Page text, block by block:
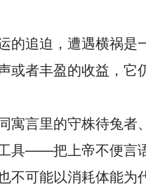
追迫，遭遇横祸是
者丰盈的收益，它
言里的守株待兔
具——把上帝不便
可能以消耗体能